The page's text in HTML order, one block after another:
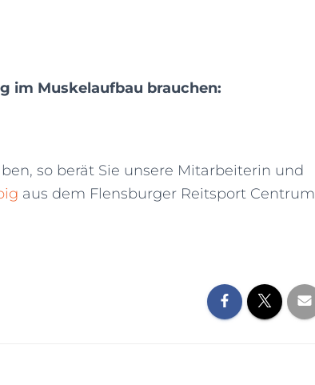
im Muskelaufbau brauchen:
so berät Sie unsere Mitarbeiterin und
aus dem Flensburger Reitsport Centrum